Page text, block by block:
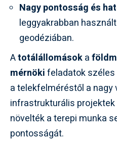
Nagy pontosság és
leggyakrabban
geodéziában.
Atotálállomásoka
mérnökifeladatok
a telekfelméréstől a nagy
infrastrukturális
növelték a terepi munka
pontosságát.